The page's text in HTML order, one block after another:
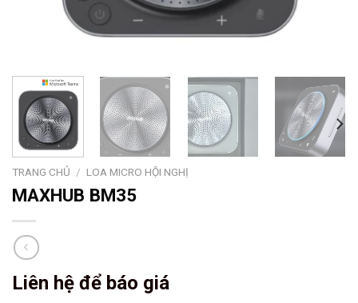
TRANG CHỦ / LOA MICRO HỘI NGHỊ
MAXHUB BM35
Liên hệ để báo giá